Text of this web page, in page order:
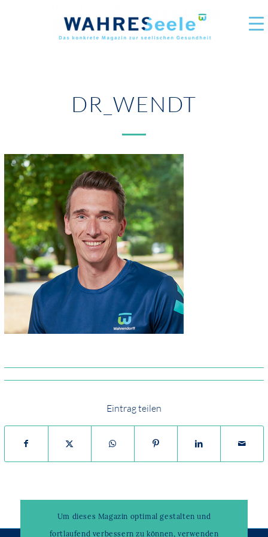
DR_WENDT
Eintrag teilen
Um dieses Magazin optimal gestalten und
fortlaufend verbessern zu können, verwenden